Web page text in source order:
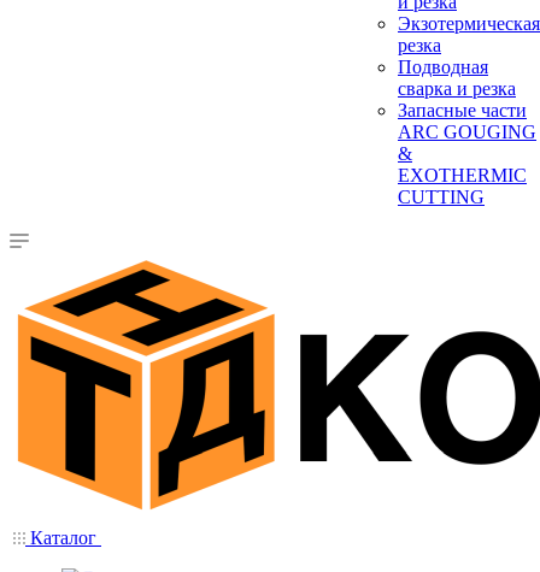
Экзотермическая
резка
Подводная
сварка и резка
Запасные части
ARC GOUGING
&
EXOTHERMIC
CUTTING
Каталог